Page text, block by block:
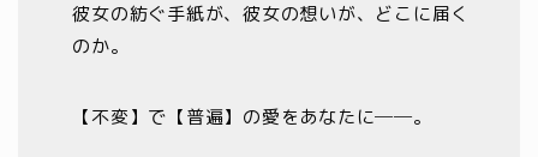
彼女の紡ぐ手紙が、彼女の想いが、どこに届く
のか。
【不変】で【普遍】の愛をあなたに──。